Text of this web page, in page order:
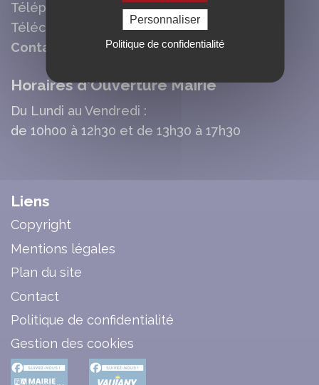
Téléphone : 04 76 80 70 95
Télécopie : 04 76 80 78 37
Contact mail
Horaires d'Ouverture Mairie
Du Lundi au Vendredi :
de 10h00 à 12h30 et de 13h30 à 17h30
Liens
Copyright
Mentions légales
Plan du site
Contact
Politique de confidentialité
Gestion des cookies
Personnaliser
Politique de confidentialité